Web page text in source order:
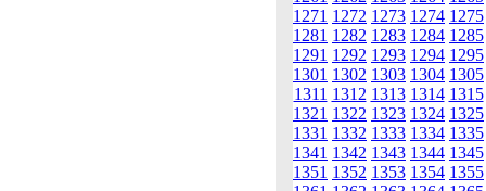
1271 1272 1273 1274 1275
1281 1282 1283 1284 1285
1291 1292 1293 1294 1295
1301 1302 1303 1304 1305
1311 1312 1313 1314 1315
1321 1322 1323 1324 1325
1331 1332 1333 1334 1335
1341 1342 1343 1344 1345
1351 1352 1353 1354 1355